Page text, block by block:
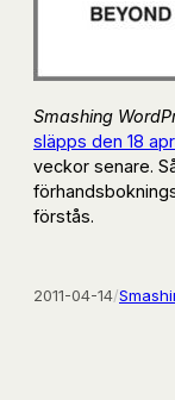
Smashing
släpps den 18
veckor senare.
förstås.
2011-04-14/